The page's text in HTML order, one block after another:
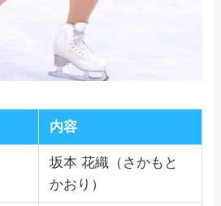
内容
坂本 花織（さかもと
かおり）